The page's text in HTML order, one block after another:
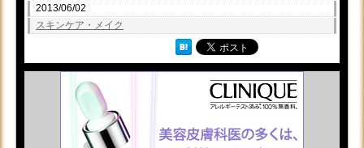
2013/06/02
スキンケア・メイク